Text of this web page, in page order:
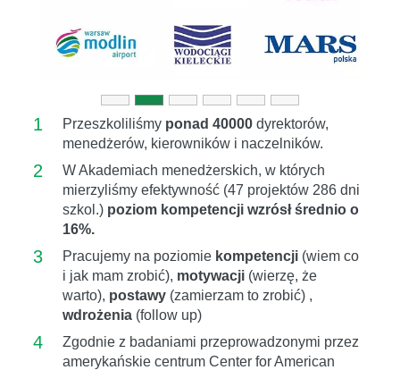
1 Przeszkoliliśmy ponad 40000 dyrektorów,
menedżerów, kierowników i naczelników.
2
W Akademiach menedżerskich, w których
mierzyliśmy efektywność (47 projektów 286 dni
szkol.) poziom kompetencji wzrósł średnio o
16%.
3 Pracujemy na poziomie kompetencji (wiem co
i jak mam zrobić), motywacji (wierzę, że
warto), postawy (zamierzam to zrobić) ,
wdrożenia (follow up)
4
Zgodnie z badaniami przeprowadzonymi przez
amerykańskie centrum Center for American